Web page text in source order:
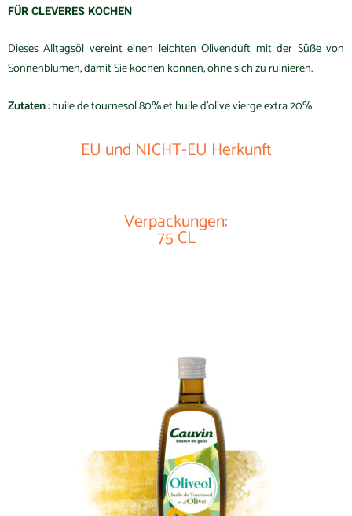
FÜR CLEVERES KOCHEN
Dieses Alltagsöl vereint einen leichten Olivenduft mit der Süße von
Sonnenblumen, damit Sie kochen können, ohne sich zu ruinieren.
Zutaten: huile de tournesol 80% et huile d’olive vierge extra 20%
EU und NICHT-EU Herkunft
Verpackungen:
75 CL